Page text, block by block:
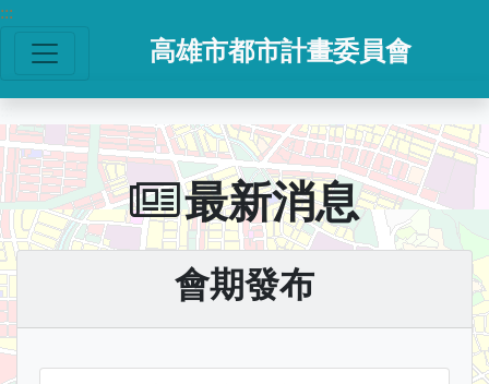
跳到主要內容
:::
高雄市都市計畫委員會
最新消息
會期發布